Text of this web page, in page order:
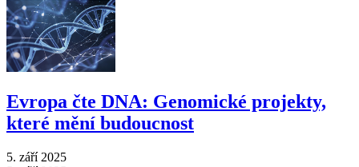
Evropa čte DNA: Genomické projekty,
které mění budoucnost
5. září 2025